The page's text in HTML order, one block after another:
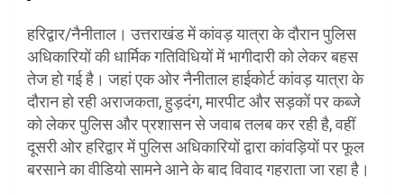
हरिद्वार/नैनीताल। उत्तराखंड में कांवड़ यात्रा के दौरान पुलिस
अधिकारियों की धार्मिक गतिविधियों में भागीदारी को लेकर बहस
तेज हो गई है। जहां एक ओर नैनीताल हाईकोर्ट कांवड़ यात्रा के
दौरान हो रही अराजकता, हुड़दंग, मारपीट और सड़कों पर कब्जे
को लेकर पुलिस और प्रशासन से जवाब तलब कर रही है, वहीं
दूसरी ओर हरिद्वार में पुलिस अधिकारियों द्वारा कांवड़ियों पर फूल
बरसाने का वीडियो सामने आने के बाद विवाद गहराता जा रहा है।